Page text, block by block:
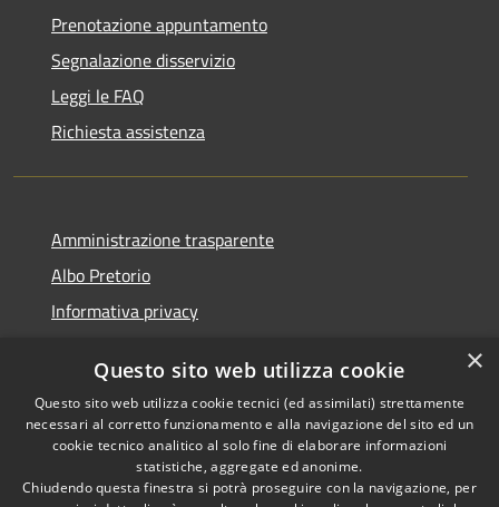
Prenotazione appuntamento
Segnalazione disservizio
Leggi le FAQ
Richiesta assistenza
Amministrazione trasparente
Albo Pretorio
Informativa privacy
Dichiarazione di accessibilità
RSS Copyright © 2026 • Comune di
×
Questo sito web utilizza cookie
Questo sito web utilizza cookie tecnici (ed assimilati) strettamente
necessari al corretto funzionamento e alla navigazione del sito ed un
cookie tecnico analitico al solo fine di elaborare informazioni
statistiche, aggregate ed anonime.
Chiudendo questa finestra si potrà proseguire con la navigazione, per